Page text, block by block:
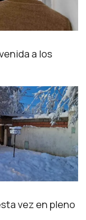
a los
vez en pleno